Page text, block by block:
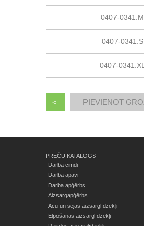
0407-0341.M
0407-0341.S
0407-0341.XL
<
PREČU KATALOGS
Darba cimdi
Darba apavi
Darba apģērbs
Aizsargapģērbs
Acu un sejas aizsarglīdzekļi
Elpošanas aizsarglīdzekļi